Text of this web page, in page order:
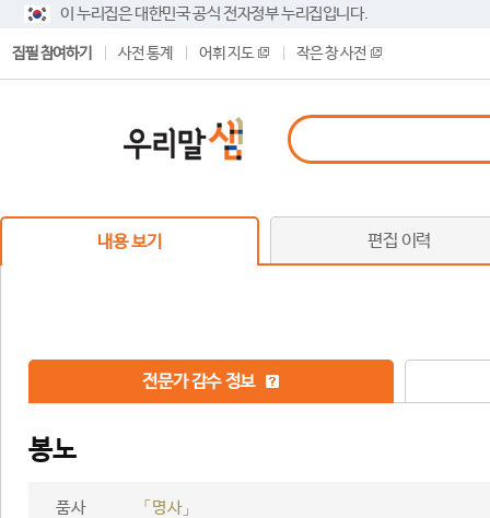
이 누리집은 대한민국 공식 전자정부 누리집입니다.
집필 참여하기 사전 통계 어휘 지도 작은 창 사전
내용 보기 편집 이력
전문가 감수 정보
봉노
품사
「명사」